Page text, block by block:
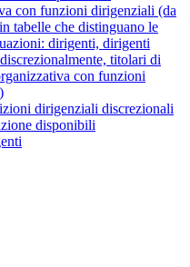
con funzioni dirigenziali (da
tabelle che distinguano le
dirigenti, dirigenti
titolari di
con funzioni
dirigenziali discrezionali
disponibili